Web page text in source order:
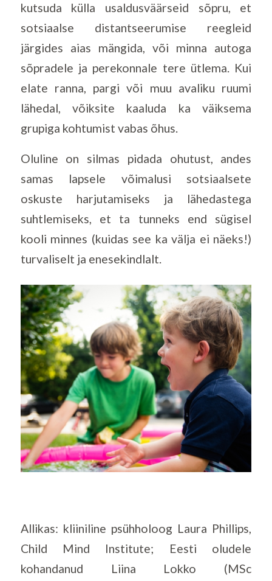
kutsuda külla usaldusväärseid sõpru, et
sotsiaalse distantseerumise reegleid
järgides aias mängida, või minna autoga
sõpradele ja perekonnale tere ütlema. Kui
elate ranna, pargi või muu avaliku ruumi
lähedal, võiksite kaaluda ka väiksema
grupiga kohtumist vabas õhus.
Oluline on silmas pidada ohutust, andes
samas lapsele võimalusi sotsiaalsete
oskuste harjutamiseks ja lähedastega
suhtlemiseks, et ta tunneks end sügisel
kooli minnes (kuidas see ka välja ei näeks!)
turvaliselt ja enesekindlalt.
Allikas: kliiniline psühholoog Laura Phillips,
Child Mind Institute; Eesti oludele
kohandanud Liina Lokko (MSc